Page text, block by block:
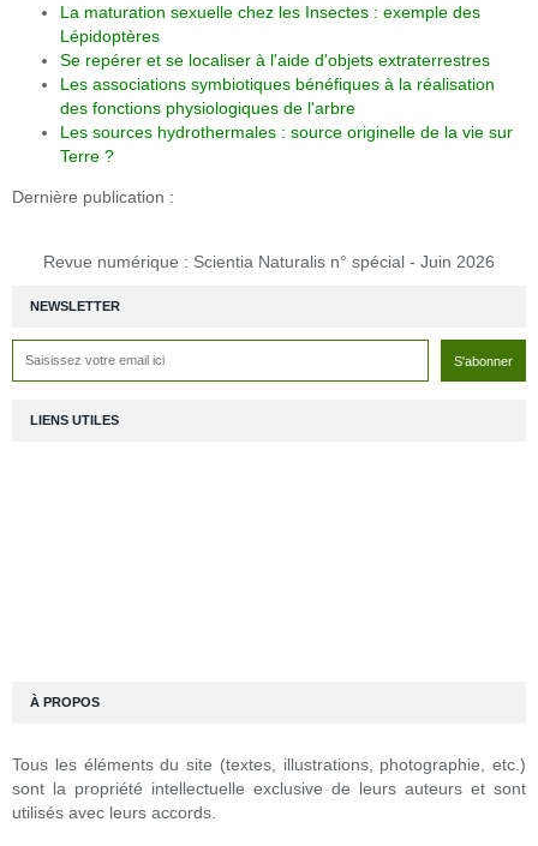
NEWSLETTER
La maturation sexuelle chez les Insectes : exemple des
Lépidoptères
Se repérer et se localiser à l'aide d'objets extraterrestres
Les associations symbiotiques bénéfiques à la réalisation
des fonctions physiologiques de l'arbre
Les sources hydrothermales : source originelle de la vie sur
Terre ?
Dernière publication :
Revue numérique : Scientia Naturalis n° spécial - Juin 2026
LIENS UTILES
À PROPOS
Tous les éléments du site (textes, illustrations, photographie, etc.)
sont la propriété intellectuelle exclusive de leurs auteurs et sont
utilisés avec leurs accords.